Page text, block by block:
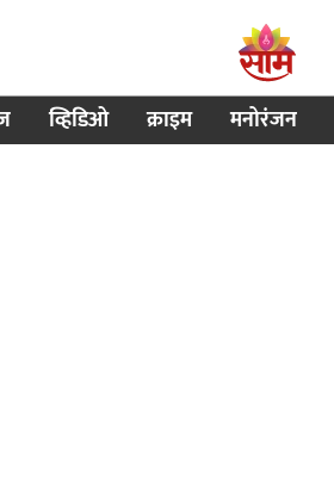
व्हिडिओ क्राइम मनोरंजन